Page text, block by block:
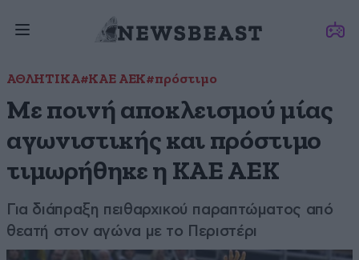
ΑΘΛΗΤΙΚΑ#ΚΑΕ ΑΕΚ#πρόστιμο
Με ποινή αποκλεισμού μίας
αγωνιστικής και πρόστιμο
τιμωρήθηκε η ΚΑΕ ΑΕΚ
Για διάπραξη πειθαρχικού παραπτώματος από
θεατή στον αγώνα με το Περιστέρι